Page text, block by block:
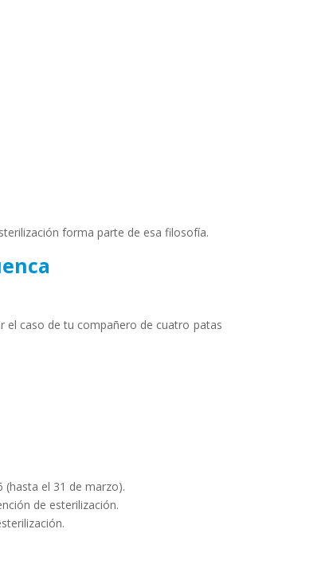
forma parte de esa filosofía.
el caso de tu compañero de cuatro patas
el 31 de marzo).
de esterilización.